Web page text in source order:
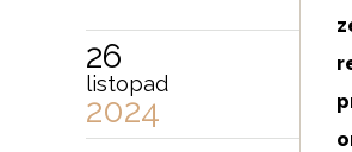
26
listopad
2024